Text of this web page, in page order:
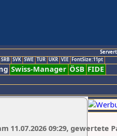
SRB SVK SWE TUR UKR VIE FontSize:11pt
Swiss-Manager ÖSB FIDE
11.07.2026 09:29, gewertete